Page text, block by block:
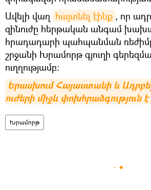
Ավելի վաղ հայտնել էինք , որ
զինուժը հերթական անգամ
հրադադարի պահպանման
շրջանի Խրամորթ գյուղի
ուղղությամբ:
Երասխում Հայաստանի և
ուժերի միջև փոխհրաձգություն
Խրամորթ